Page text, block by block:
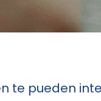
te pueden